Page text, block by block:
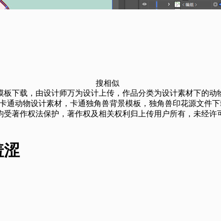
搜相似
下载，由设计师万为设计上传，作品分类为设计素材下的动
通动物设计素材，卡通独角兽背景模板，独角兽印花源文件
著作权法保护，著作权及相关权利归上传用户所有，未经
涩